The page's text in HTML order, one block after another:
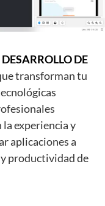
DESARROLLO DE
transforman tu
experiencia y
aplicaciones a
productividad de